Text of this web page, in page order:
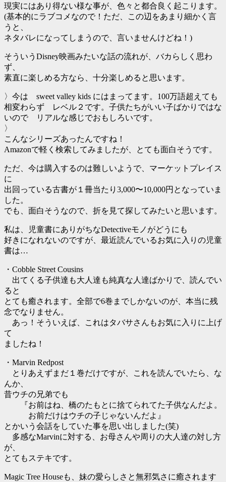
現実にはあり得ない様な事が、色々と都合良く起こります。
(基本的にラブコメなので！ただ、この辺をあまり細かく言
うと、
ネタバレになってしまうので、言いませんけどね！)
そういうDisney映画みたいな話の流れが、バカらしく思わ
ず、
素直に楽しめる方なら、十分楽しめると思います。
〉今は sweet valley kids にはまってます。100万語超えても
相変わらず レベル２です。子供たちがいい子ばかりではな
いので リアルな感じでおもしろいです。
〉
こんなシリーズあったんですね！
Amazonで軽く検索してみましたが、とても面白そうです。
ただ、今は購入するのは難しいようで、マーケットプレイス
に
出回っている古書が１冊当たり3,000〜10,000円となっていま
した。
でも、面白そうなので、折を見て探してみたいと思います。
私は、児童書にありがちなDetectiveモノがどうにも
好きになれないのですが、最近読んでいるお気に入りの児童
書は…
・Cobble Street Cousins
出てくる子供達も大人達も純真な人達ばかりで、読んでい
ると
とても癒されます。全部で6巻までしかないのが、本当に残
念でなりません。
あっ！そういえば、これはタバサさんもお気に入りに上げ
て
ましたね！
・Marvin Redpost
とりあえずまだ１巻だけですが、これを読んでいたら、な
んか、
昔ウチの兄弟でも
『お前はね、橋のたもとに捨てられてた子供なんだよ。
お前だけはウチの子じゃないんだよ』
とかいう会話をしていた事を思い出しました(笑)
多感なMarvinに対する、お母さんや周りの大人達の対し方
が、
とてもステキです。
Magic Tree Houseも、妹の愛らしさと無邪気さに癒されます